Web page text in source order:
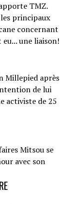
TMZ.
principaux
concernant
une liaison!
Millepied après
de lui
activiste de 25
Mitsou se
avec son